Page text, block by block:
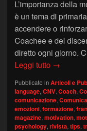
L’importanza della
è un tema di
accendere o
Coachee e dei
diretto ogni giorno.
Leggi tutto →
Pubblicato in Articoli e
language, CNV, Coach,
comunicazione,
emozioni, formazione,
magazine, motivation,
psychology, rivista, tips,